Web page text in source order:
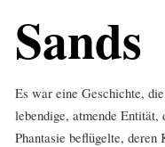
Sands
Es war eine Geschichte,
lebendige, atmende Entität,
Phantasie beflügelte, deren